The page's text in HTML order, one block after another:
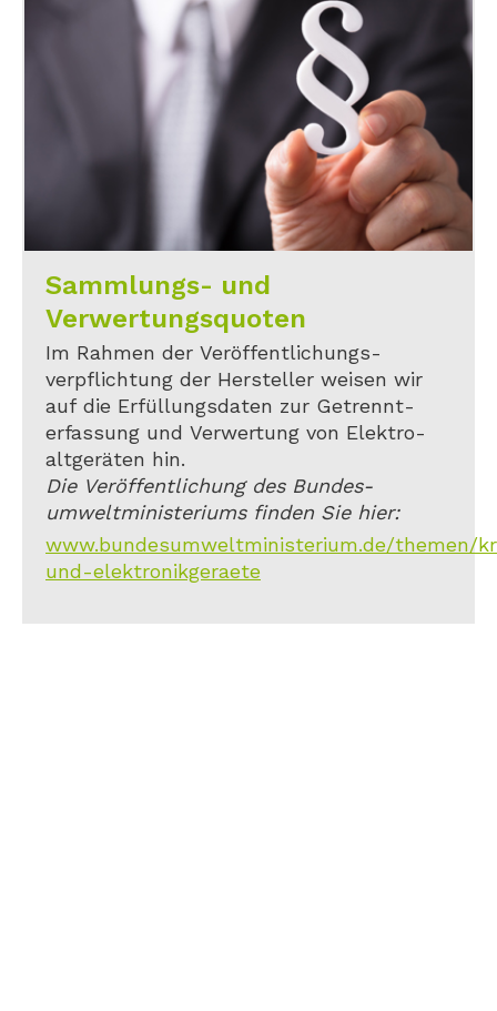
Sammlungs- und
Verwertungsquoten
Im Rahmen der Veröffentlichungs-
verpflichtung der Hersteller weisen wir
auf die Erfüllungsdaten zur Getrennt-
erfassung und Verwertung von Elektro-
altgeräten hin.
Die Veröffentlichung des Bundes-
umweltministeriums finden Sie hier:
www.bundesumweltministerium.de/
und-elektronikgeraete